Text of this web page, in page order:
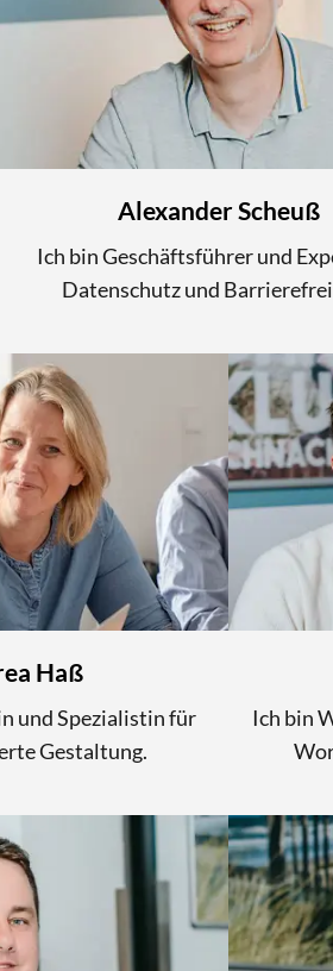
Alexander Scheuß
Ich bin Geschäftsführer und
Datenschutz und
Haß
und Spezialistin für
Gestaltung.
Ich bin